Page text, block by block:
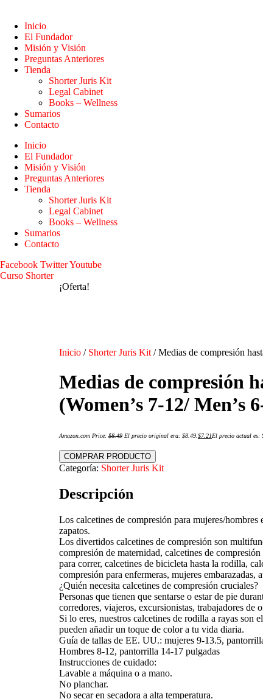
Inicio
El Fundador
Misión y Visión
Preguntas Anteriores
Tienda
Shorter Juris Kit
Legal Cabinet
Books – Wellness
Sumarios
Contacto
Inicio
El Fundador
Misión y Visión
Preguntas Anteriores
Tienda
Shorter Juris Kit
Legal Cabinet
Books – Wellness
Sumarios
Contacto
Facebook TwitterYoutube
Curso Shorter
¡Oferta!
Inicio / Shorter Juris Kit / Medias de compresión
Medias de compresión
(Women’s 7-12/ Men’s
Amazon.com Price: $8.49 El precio original era: $8.49. $7.21El precio actual es:
COMPRAR PRODUCTO
Categoría: Shorter Juris Kit
Descripción
Los calcetines de compresión para mujeres/
zapatos.
Los divertidos calcetines de compresión son
compresión de maternidad, calcetines de
para correr, calcetines de bicicleta hasta la rodilla,
compresión para enfermeras, mujeres embarazadas,
¿Quién necesita calcetines de compresión cruciales?
Personas que tienen que sentarse o estar de pie
corredores, viajeros, excursionistas, trabajadores de
Si lo eres, nuestros calcetines de rodilla a rayas son
pueden añadir un toque de color a tu vida diaria.
Guía de tallas de EE. UU.: mujeres 9-13.5,
Hombres 8-12, pantorrilla 14-17 pulgadas
Instrucciones de cuidado:
Lavable a máquina o a mano.
No planchar.
No secar en secadora a alta temperatura.